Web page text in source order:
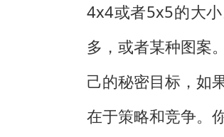
4x4或者5x5的大
多，或者某种图案
己的秘密目标，如
在于策略和竞争。